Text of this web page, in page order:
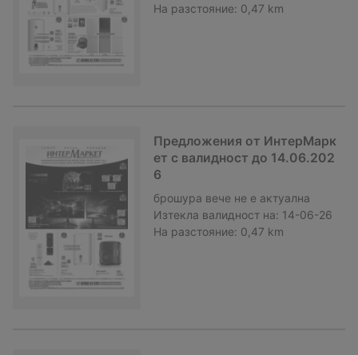
На разстояние: 0,47 km
Предложения от ИнтерМарк
ет с валидност до 14.06.202
6
брошура вече не е актуална
Изтекла валидност на: 14-06-26
На разстояние: 0,47 km